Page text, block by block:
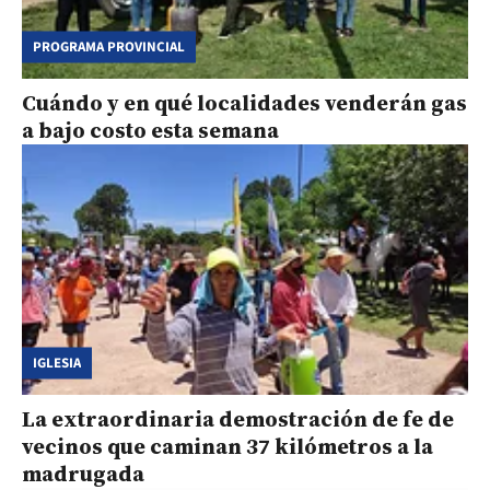
PROGRAMA PROVINCIAL
Cuándo y en qué localidades venderán gas
a bajo costo esta semana
IGLESIA
La extraordinaria demostración de fe de
vecinos que caminan 37 kilómetros a la
madrugada